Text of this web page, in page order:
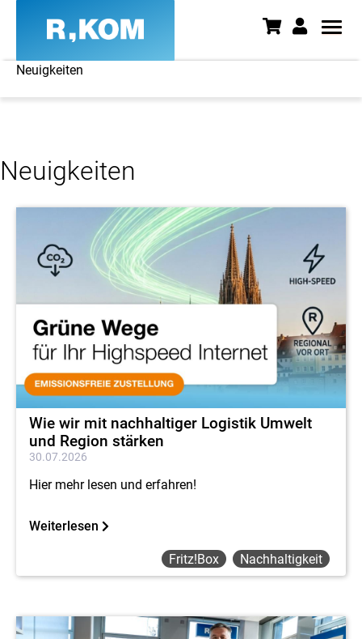
Neuigkeiten
Neuigkeiten
Wie wir mit nachhaltiger Logistik Umwelt
und Region stärken
30.07.2026
Hier mehr lesen und erfahren!
Weiterlesen
Fritz!box Nachhaltigkeit